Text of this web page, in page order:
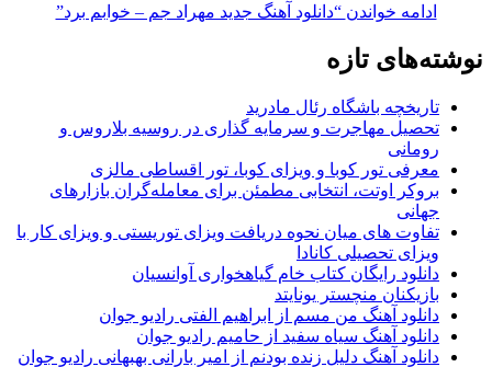
ادامه خواندن “دانلود آهنگ جدید مهراد جم – خوابم برد”
نوشته‌های تازه
تاریخچه باشگاه رئال مادرید
تحصیل مهاجرت و سرمایه گذاری در روسیه بلاروس و
رومانی
معرفی تور کوبا و ویزای کوبا، تور اقساطی مالزی
بروکر اوتت، انتخابی مطمئن برای معامله‌گران بازارهای
جهانی
تفاوت های میان نحوه دریافت ویزای توریستی و ویزای کار با
ویزای تحصیلی کانادا
دانلود رایگان کتاب خام گیاهخواری آوانسیان
بازیکنان منچستر یونایتد
دانلود آهنگ من مسم از ابراهیم الفتی رادیو جوان
دانلود آهنگ سیاه سفید از حامیم رادیو جوان
دانلود آهنگ دلیل زنده بودنم از امیر بارانی بهبهانی رادیو جوان